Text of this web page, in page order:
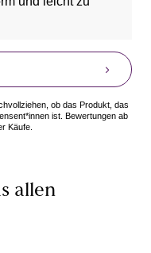
ob das Produkt, das
ist. Bewertungen ab
Käufe.
allen